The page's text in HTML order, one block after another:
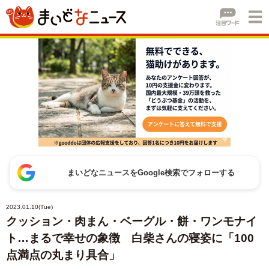
まいどなニュースをGoogle検索でフォローする
2023.01.10(Tue)
クッション・肉まん・ベーグル・餅・ワンモナイ
ト…まるで幸せの象徴 白柴さんの寝姿に「100
点満点の丸まり具合」